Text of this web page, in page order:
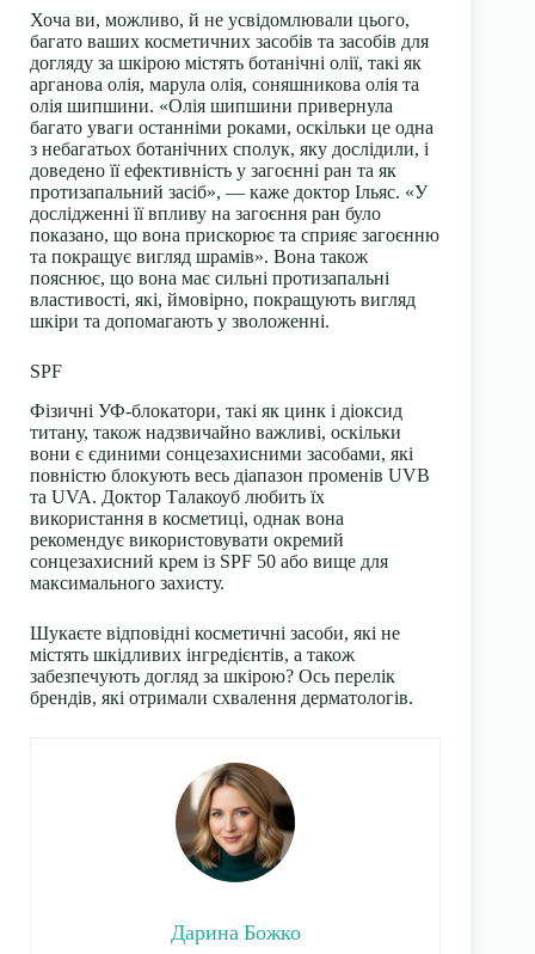
Хоча ви, можливо, й не усвідомлювали цього,
багато ваших косметичних засобів та засобів для
догляду за шкірою містять ботанічні олії, такі як
арганова олія, марула олія, соняшникова олія та
олія шипшини. «Олія шипшини привернула
багато уваги останніми роками, оскільки це одна
з небагатьох ботанічних сполук, яку дослідили, і
доведено її ефективність у загоєнні ран та як
протизапальний засіб», — каже доктор Ільяс. «У
дослідженні її впливу на загоєння ран було
показано, що вона прискорює та сприяє загоєнню
та покращує вигляд шрамів». Вона також
пояснює, що вона має сильні протизапальні
властивості, які, ймовірно, покращують вигляд
шкіри та допомагають у зволоженні.
SPF
Фізичні УФ-блокатори, такі як цинк і діоксид
титану, також надзвичайно важливі, оскільки
вони є єдиними сонцезахисними засобами, які
повністю блокують весь діапазон променів UVB
та UVA. Доктор Талакоуб любить їх
використання в косметиці, однак вона
рекомендує використовувати окремий
сонцезахисний крем із SPF 50 або вище для
максимального захисту.
Шукаєте відповідні косметичні засоби, які не
містять шкідливих інгредієнтів, а також
забезпечують догляд за шкірою? Ось перелік
брендів, які отримали схвалення дерматологів.
Дарина Божко